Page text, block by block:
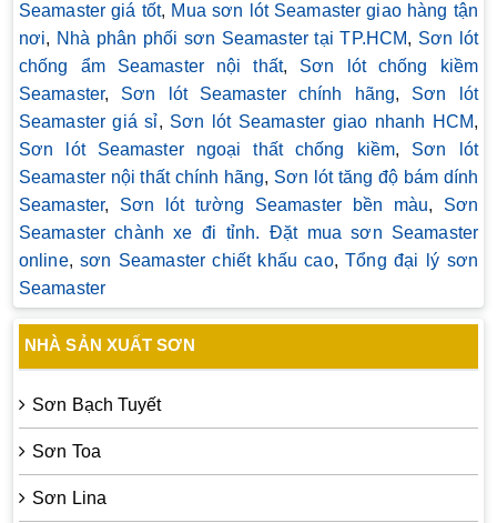
Seamaster giá tốt, Mua sơn lót Seamaster giao hàng tận
nơi, Nhà phân phối sơn Seamaster tại TP.HCM, Sơn lót
chống ẩm Seamaster nội thất, Sơn lót chống kiềm
Seamaster, Sơn lót Seamaster chính hãng, Sơn lót
Seamaster giá sỉ, Sơn lót Seamaster giao nhanh HCM,
Sơn lót Seamaster ngoại thất chống kiềm, Sơn lót
Seamaster nội thất chính hãng, Sơn lót tăng độ bám dính
Seamaster, Sơn lót tường Seamaster bền màu, Sơn
Seamaster chành xe đi tỉnh. Đặt mua sơn Seamaster
online,sơn Seamaster chiết khấu cao,Tổng đại lý sơn
Seamaster
NHÀ SẢN XUẤT SƠN
Sơn Bạch Tuyết
Sơn Toa
Sơn Lina